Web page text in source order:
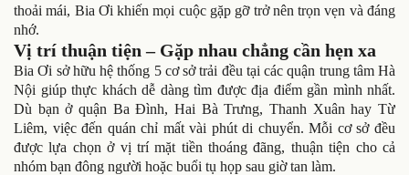
thoải mái, Bia Ơi khiến mọi cuộc gặp gỡ trở nên trọn vẹn và đáng
nhớ.
Vị trí thuận tiện – Gặp nhau chẳng cần hẹn xa
Bia Ơi sở hữu hệ thống 5 cơ sở trải đều tại các quận trung tâm Hà
Nội giúp thực khách dễ dàng tìm được địa điểm gần mình nhất.
Dù bạn ở quận Ba Đình, Hai Bà Trưng, Thanh Xuân hay Từ
Liêm, việc đến quán chỉ mất vài phút di chuyển. Mỗi cơ sở đều
được lựa chọn ở vị trí mặt tiền thoáng đãng, thuận tiện cho cả
nhóm bạn đông người hoặc buổi tụ họp sau giờ tan làm.